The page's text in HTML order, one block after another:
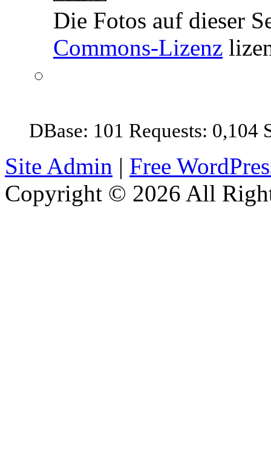
Die Fotos auf dieser
Commons-Lizenz
DBase: 101 Requests: 0,104
Site Admin | Free
Copyright © 2026 All